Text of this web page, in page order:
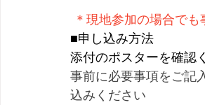
＊現地参加の場合で
■申し込み方法
添付のポスターを確認
事前に必要事項をご記
込みください